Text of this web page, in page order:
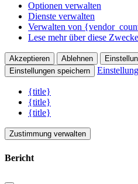
Optionen verwalten
Dienste verwalten
Verwalten von
Lese mehr über diese Zwecke
Akzeptieren Ablehnen
Einstellungen speichern
{title}
{title}
{title}
Zustimmung verwalten
Bericht